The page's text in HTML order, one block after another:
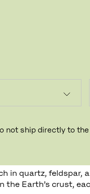
not ship directly to
in quartz, feldspar,
Earth’s crust,